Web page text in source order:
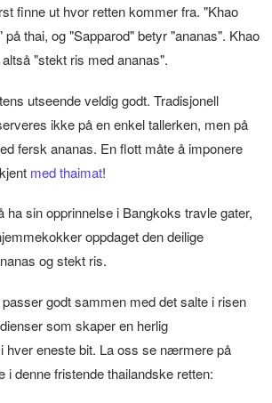
finne ut hvor retten kommer fra. "Khao
thai, og "Sapparod" betyr "ananas". Khao
"stekt ris med ananas".
utseende veldig godt. Tradisjonell
ikke på en enkel tallerken, men på
fersk ananas. En flott måte å imponere
med thaimat!
ha sin opprinnelse i Bangkoks travle gater,
oppdaget den deilige
og stekt ris.
godt sammen med det salte i risen
som skaper en herlig
hver eneste bit. La oss se nærmere på
i denne fristende thailandske retten: